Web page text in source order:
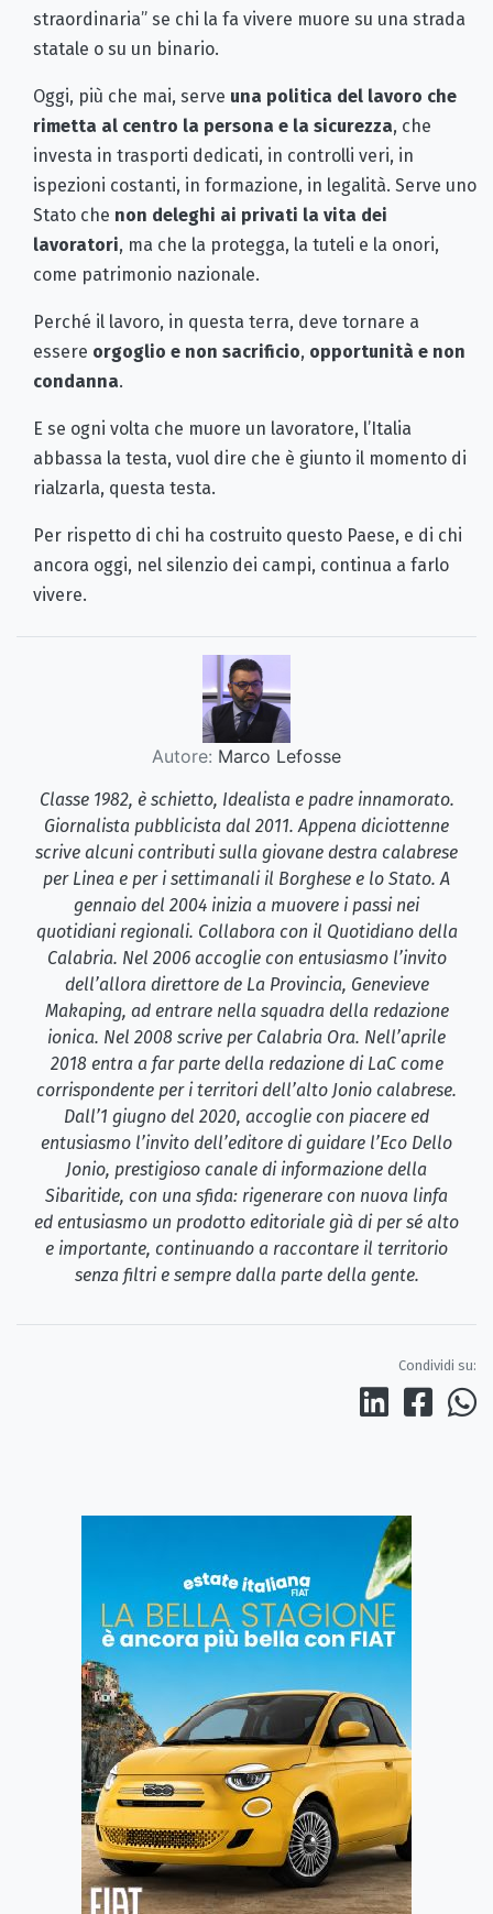
straordinaria” se chi la fa vivere muore su una strada
statale o su un binario.
Oggi, più che mai, serve una politica del lavoro che
rimetta al centro la persona e la sicurezza, che
investa in trasporti dedicati, in controlli veri, in
ispezioni costanti, in formazione, in legalità. Serve uno
Stato che non deleghi ai privati la vita dei
lavoratori, ma che la protegga, la tuteli e la onori,
come patrimonio nazionale.
Perché il lavoro, in questa terra, deve tornare a
essere orgoglio e non sacrificio, opportunità e non
condanna.
E se ogni volta che muore un lavoratore, l’Italia
abbassa la testa, vuol dire che è giunto il momento di
rialzarla, questa testa.
Per rispetto di chi ha costruito questo Paese, e di chi
ancora oggi, nel silenzio dei campi, continua a farlo
vivere.
Autore: Marco Lefosse
Classe 1982, è schietto, Idealista e padre innamorato.
Giornalista pubblicista dal 2011. Appena diciottenne
scrive alcuni contributi sulla giovane destra calabrese
per Linea e per i settimanali il Borghese e lo Stato. A
gennaio del 2004 inizia a muovere i passi nei
quotidiani regionali. Collabora con il Quotidiano della
Calabria. Nel 2006 accoglie con entusiasmo l’invito
dell’allora direttore de La Provincia, Genevieve
Makaping, ad entrare nella squadra della redazione
ionica. Nel 2008 scrive per Calabria Ora. Nell’aprile
2018 entra a far parte della redazione di LaC come
corrispondente per i territori dell’alto Jonio calabrese.
Dall’1 giugno del 2020, accoglie con piacere ed
entusiasmo l’invito dell’editore di guidare l’Eco Dello
Jonio, prestigioso canale di informazione della
Sibaritide, con una sfida: rigenerare con nuova linfa
ed entusiasmo un prodotto editoriale già di per sé alto
e importante, continuando a raccontare il territorio
senza filtri e sempre dalla parte della gente.
Condividi su: